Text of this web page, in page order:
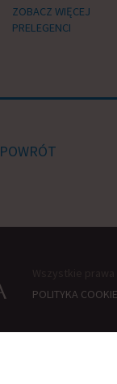
ZOBACZ WIĘCEJ
PRELEGENCI
POWRÓT
POLITYKA